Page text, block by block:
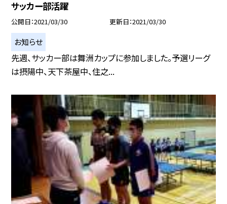
サッカー部活躍
公開日 2021/03/30 更新日 2021/03/30
お知らせ
先週、サッカー部は舞洲カップに参加しました。予選リーグ
は摂陽中、天下茶屋中、住之...